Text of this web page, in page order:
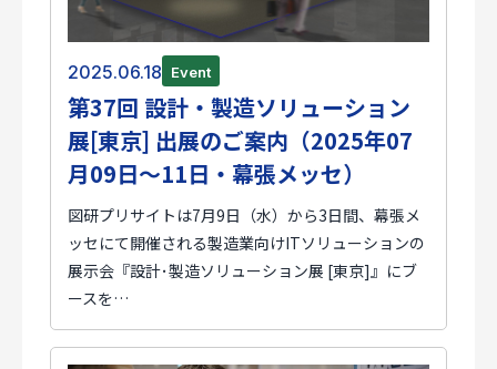
2025.06.18 Event
第37回 設計・製造ソリューション
展[東京] 出展のご案内（2025年07
月09日～11日・幕張メッセ）
図研プリサイトは7月9日（水）から3日間、幕張メ
ッセにて開催される製造業向けITソリューションの
展示会『設計･製造ソリューション展 [東京]』にブ
ースを…